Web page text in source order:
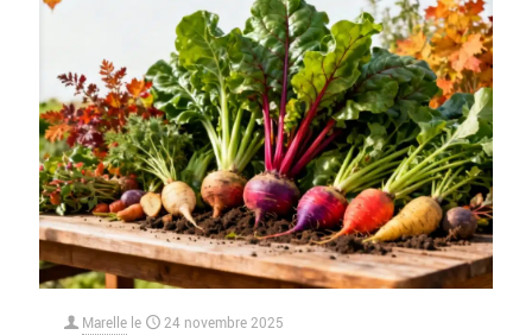
Marelle le 24 novembre 2025